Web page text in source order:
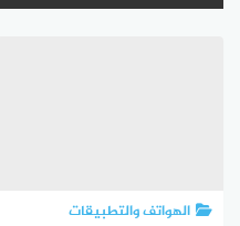
الهواتف والتطبيقات